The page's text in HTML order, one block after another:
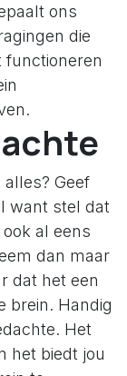
ons
die
functioneren
Geef
want stel dat
al eens
dan maar
dat het een
brein. Handig
Het
het biedt jou